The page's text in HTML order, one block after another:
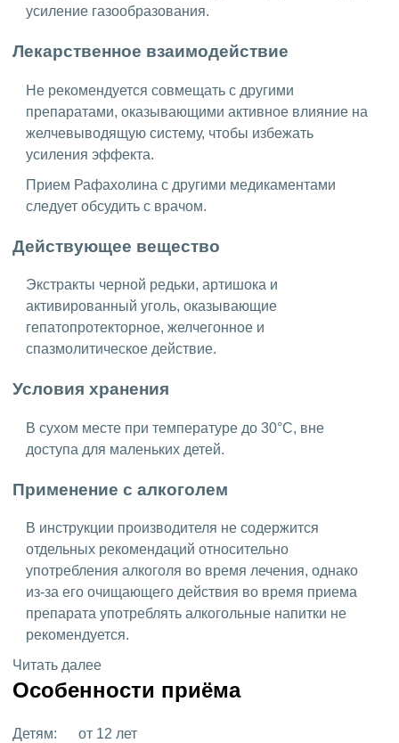
усиление газообразования.
Лекарственное взаимодействие
Не рекомендуется совмещать с другими
препаратами, оказывающими активное влияние на
желчевыводящую систему, чтобы избежать
усиления эффекта.
Прием Рафахолина с другими медикаментами
следует обсудить с врачом.
Действующее вещество
Экстракты черной редьки, артишока и
активированный уголь, оказывающие
гепатопротекторное, желчегонное и
спазмолитическое действие.
Условия хранения
В сухом месте при температуре до 30°C, вне
доступа для маленьких детей.
Применение с алкоголем
В инструкции производителя не содержится
отдельных рекомендаций относительно
употребления алкоголя во время лечения, однако
из-за его очищающего действия во время приема
препарата употреблять алкогольные напитки не
рекомендуется.
Читать далее
Особенности приёма
Детям:
от 12 лет